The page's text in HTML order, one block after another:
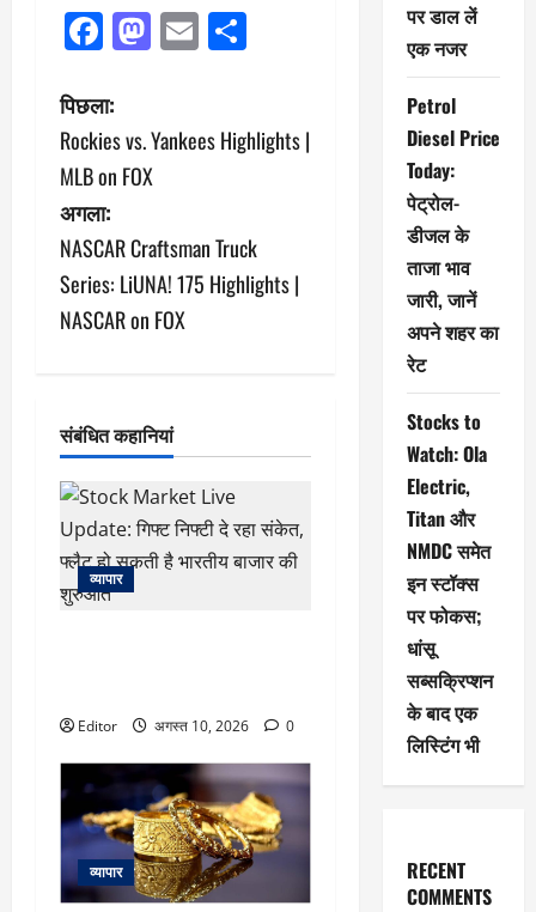
Facebook
Mastodon
Email
पो
स्ट
ने
वि
गे
न
पिछला:
Rockies vs. Yankees Highlights |
MLB on FOX
अगला:
NASCAR Craftsman Truck
Series: LiUNA! 175 Highlights |
NASCAR on FOX
संबंधित कहानियां
व्यापार
Editor अगस्त 10, 2026 0
व्यापार
पर डाल लें
एक नजर
Petrol
Diesel Price
Today:
पेट्रोल-
डीजल के
ताजा भाव
जारी, जानें
अपने शहर का
रेट
Stocks to
Watch: Ola
Electric,
Titan और
NMDC समेत
इन स्टॉक्स
पर फोकस;
धांसू
सब्सक्रिप्शन
के बाद एक
लिस्टिंग भी
RECENT
COMMENTS